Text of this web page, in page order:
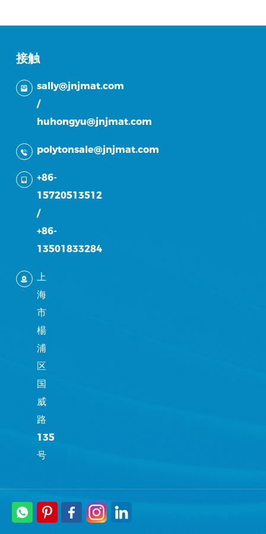
接触
sally@jnjmat.com
/
huhongyu@jnjmat.com
polytonsale@jnjmat.com
+86-
15720513512
/
+86-
13501833284
上
海
市
楊
浦
区
国
威
路
135
号